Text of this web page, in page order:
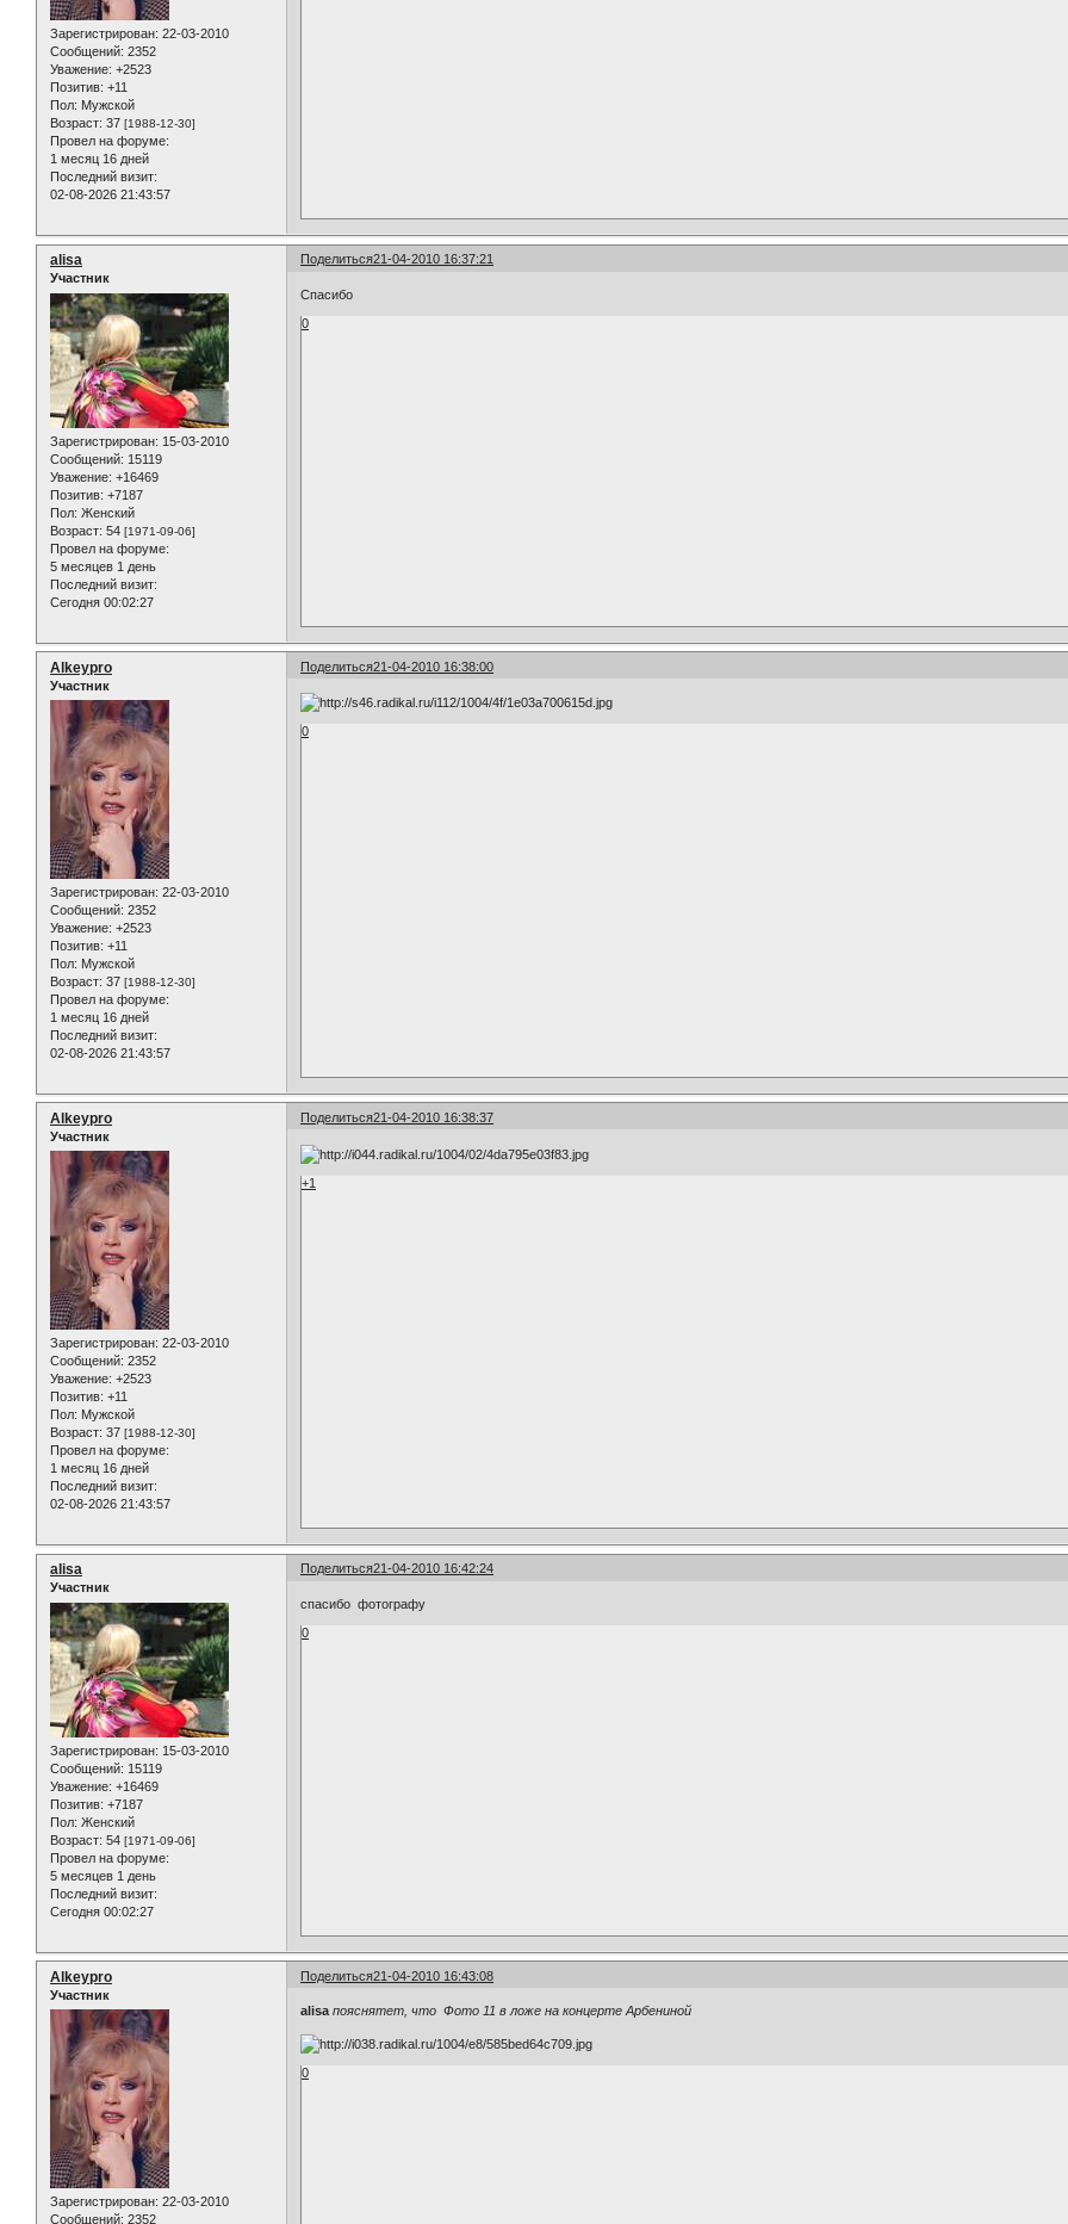
Зарегистрирован: 22-03-2010
Сообщений: 2352
Уважение: +2523
Позитив: +11
Пол: Мужской
Возраст: 37 [1988-12-30]
Провел на форуме:
1 месяц 16 дней
Последний визит:
02-08-2026 21:43:57
Поделиться21-04-2010 16:37:21
alisa
Участник
Зарегистрирован: 15-03-2010
Сообщений: 15119
Уважение: +16469
Позитив: +7187
Пол: Женский
Возраст: 54 [1971-09-06]
Провел на форуме:
5 месяцев 1 день
Последний визит:
Сегодня 00:02:27
Спасибо
0
Поделиться21-04-2010 16:38:00
Alkeypro
Участник
Зарегистрирован: 22-03-2010
Сообщений: 2352
Уважение: +2523
Позитив: +11
Пол: Мужской
Возраст: 37 [1988-12-30]
Провел на форуме:
1 месяц 16 дней
Последний визит:
02-08-2026 21:43:57
0
Поделиться21-04-2010 16:38:37
Alkeypro
Участник
Зарегистрирован: 22-03-2010
Сообщений: 2352
Уважение: +2523
Позитив: +11
Пол: Мужской
Возраст: 37 [1988-12-30]
Провел на форуме:
1 месяц 16 дней
Последний визит:
02-08-2026 21:43:57
+1
Поделиться21-04-2010 16:42:24
alisa
Участник
Зарегистрирован: 15-03-2010
Сообщений: 15119
Уважение: +16469
Позитив: +7187
Пол: Женский
Возраст: 54 [1971-09-06]
Провел на форуме:
5 месяцев 1 день
Последний визит:
Сегодня 00:02:27
спасибо фотографу
0
Поделиться21-04-2010 16:43:08
Alkeypro
Участник
Зарегистрирован: 22-03-2010
Сообщений: 2352
alisa пояснятет, что Фото 11 в ложе на концерте Арбениной
0